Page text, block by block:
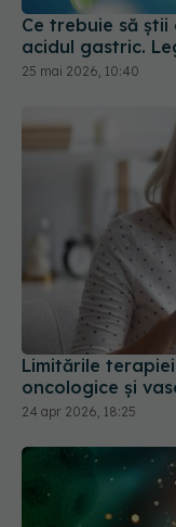
Ce trebuie să
acidul gastric.
25 mai 2026, 10:40
Limitările
oncologice și
24 apr 2026, 18:25